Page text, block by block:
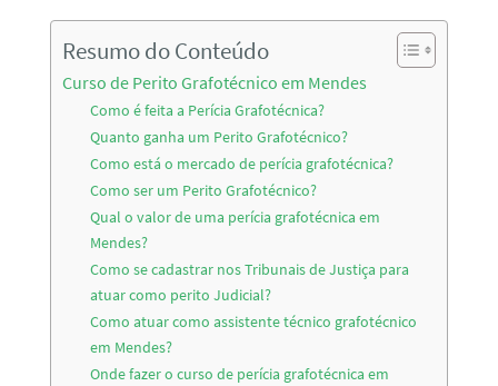
Resumo do Conteúdo
Curso de Perito Grafotécnico em Mendes
Como é feita a Perícia Grafotécnica?
Quanto ganha um Perito Grafotécnico?
Como está o mercado de perícia grafotécnica?
Como ser um Perito Grafotécnico?
Qual o valor de uma perícia grafotécnica em
Mendes?
Como se cadastrar nos Tribunais de Justiça para
atuar como perito Judicial?
Como atuar como assistente técnico grafotécnico
em Mendes?
Onde fazer o curso de perícia grafotécnica em